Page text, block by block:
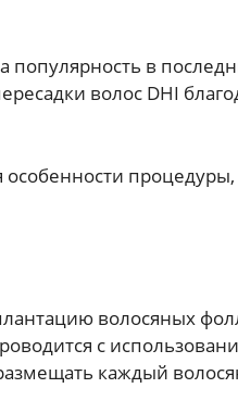
популярность в
волос DHI
процедуры,
волосяных
с
каждый